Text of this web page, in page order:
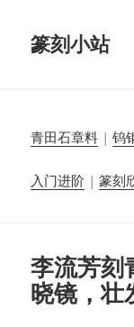
篆刻小站
青田石章料 |钨
入门进阶 |篆刻
李流芳刻
晓镜，壮